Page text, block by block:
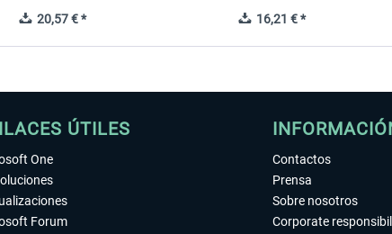
20,57 € * 16,21 € *
ÚTILES
One
Forum
Contactos
Prensa
Sobre nosotros
Corporate